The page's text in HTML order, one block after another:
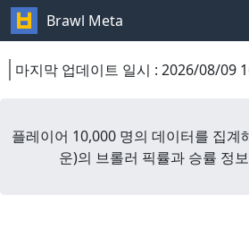
Brawl Meta
마지막 업데이트 일시 : 2026/08/09
플레이어 10,000 명의 데이터를 집계
운)의 브롤러 픽률과 승률 정